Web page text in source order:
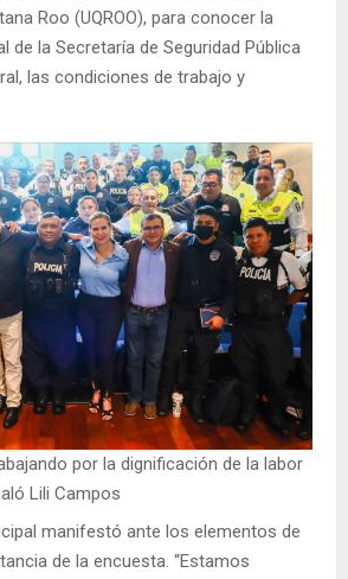
Roo (UQROO), para conocer la
de la Secretaría de Seguridad Pública
las condiciones de trabajo y
por la dignificación de la labor
Lili Campos
manifestó ante los elementos de
de la encuesta. “Estamos